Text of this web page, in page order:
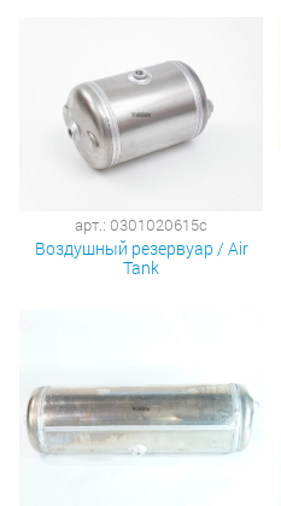
арт.: 0301020615c
Воздушный резервуар / Air
Tank